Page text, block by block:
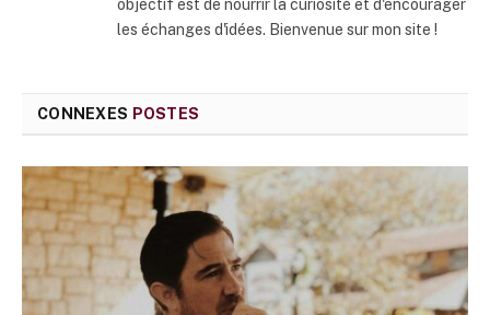
objectif est de nourrir la curiosité et d'encourager
les échanges d'idées. Bienvenue sur mon site !
CONNEXES POSTES